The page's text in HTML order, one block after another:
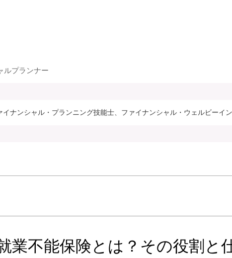
ルプランナー
ナンシャル・プランニング技能士、ファイナンシャル・ウェルビーイ
業不能保険とは？その役割と